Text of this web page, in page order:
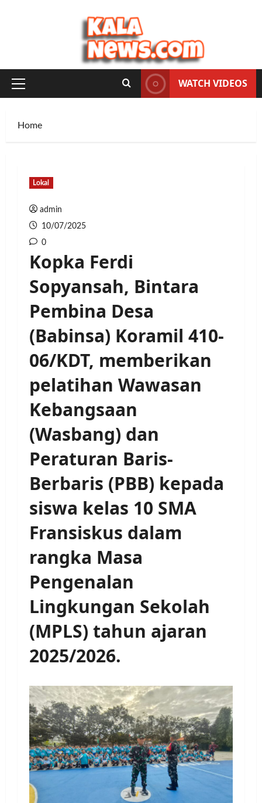
Primary
WATCH VIDEOS
Home
Lokal
admin
10/07/2025
0
Kopka Ferdi
Sopyansah, Bintara
Pembina Desa
(Babinsa) Koramil 410-
06/KDT, memberikan
pelatihan Wawasan
Kebangsaan
(Wasbang) dan
Peraturan Baris-
Berbaris (PBB) kepada
siswa kelas 10 SMA
Fransiskus dalam
rangka Masa
Pengenalan
Lingkungan Sekolah
(MPLS) tahun ajaran
2025/2026.